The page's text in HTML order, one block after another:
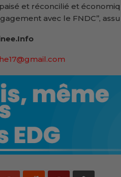
et réconcilié et
avec le FNDC’’,